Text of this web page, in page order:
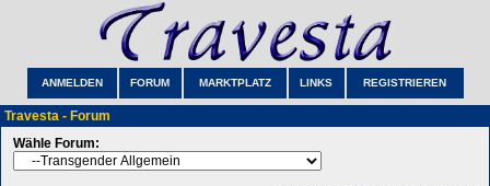
ANMELDEN FORUM MARKTPLATZ LINKS REGISTRIEREN
Travesta - Forum
Wähle Forum: